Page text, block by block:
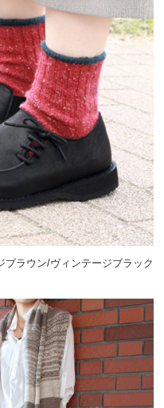
ブラウン/ヴィンテージブラック